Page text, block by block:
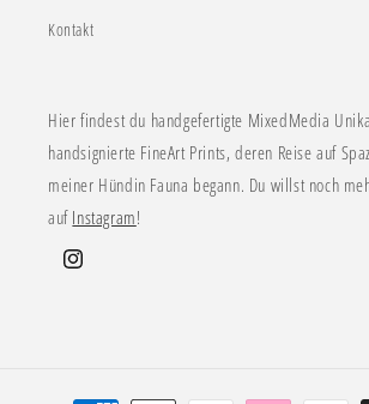
Kontakt
Hier findest du handgefertigte MixedMedia
handsignierte FineArt Prints, deren Reise auf
meiner Hündin Fauna begann. Du willst noch
auf Instagram!
Instagram